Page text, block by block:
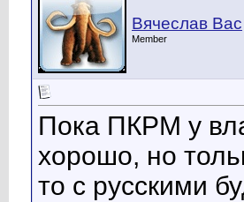
Вячеслав Вас
Member
Пока ПКРМ у
хорошо, но
то с русскими